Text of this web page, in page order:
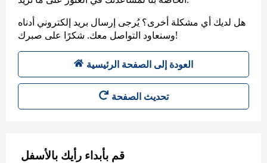
هل لديك أي مشكلة أخرى؟ يُرجى إرسال بريد إلكتروني أدناه
وسنعاود التواصل معك. شكرًا على صبرك!
العودة إلى الصفحة الرئيسية
تحديث الصفحة
قم بأبداء رأيك بالأسفل